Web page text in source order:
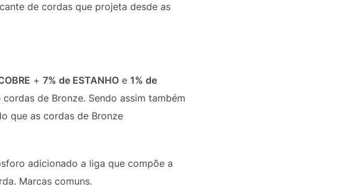
de cordas que projeta desde as
+ 7% de ESTANHO e 1% de
de Bronze. Sendo assim também
que as cordas de Bronze
adicionado a liga que compõe a
Marcas comuns.